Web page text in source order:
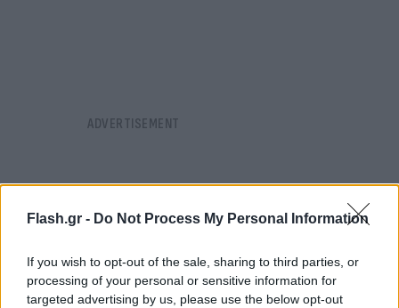
Flash.gr - Do Not Process My Personal Information
If you wish to opt-out of the sale, sharing to third parties, or
processing of your personal or sensitive information for
targeted advertising by us, please use the below opt-out